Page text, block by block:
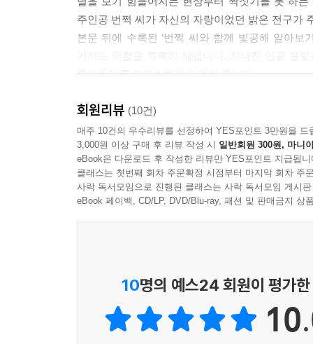
주인공 번쩍 씨가 자신의 자랑이었던 밝은 전구가
본문 뒤에 수록된 ‘번쩍 씨와 함께 빛공해 알아
중요한지를 자연스럽게 일깨워 줍니다.
3. 빛이 조금 줄어들면 우린 더 많은 걸 볼 수 있어요
번쩍 씨는 더 밝고 화려해진 세상에서 더 많은
생명체들을 잃어버리고 말았습니다. 이 책은 ‘더
아주 특별한 그림책입니다.
눈을 찌르는 네온사인 대신 은은한 달빛과 별빛
감각적인 문장과 그림으로 묘사합니다. 번쩍 씨
· 교과 연계_
[3학년 2학기 과학] 2. 동물의 생활
[3학년 1학기 도덕] 6. 생명을 존중하는 우리
회원리뷰 (10건)
매주 10건의 우수리뷰를 선정하여 YES포인트 3만원을 드
3,000원 이상 구매 후 리뷰 작성 시 일반회원 300원, 마니
eBook은 다운로드 후 작성한 리뷰만 YES포인트 지급됩니
클래스는 첫번째 회차 주문확정 시점부터 마지막 회차 주
사락 독서모임으로 진행된 클래스는 사락 독서모임 게시
eBook 페이백, CD/LP, DVD/Blu-ray, 패션 및 판매금지 상
10명의 예스24 회원이 평가